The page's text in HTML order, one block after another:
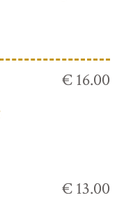
€ 16.00
€ 13.00